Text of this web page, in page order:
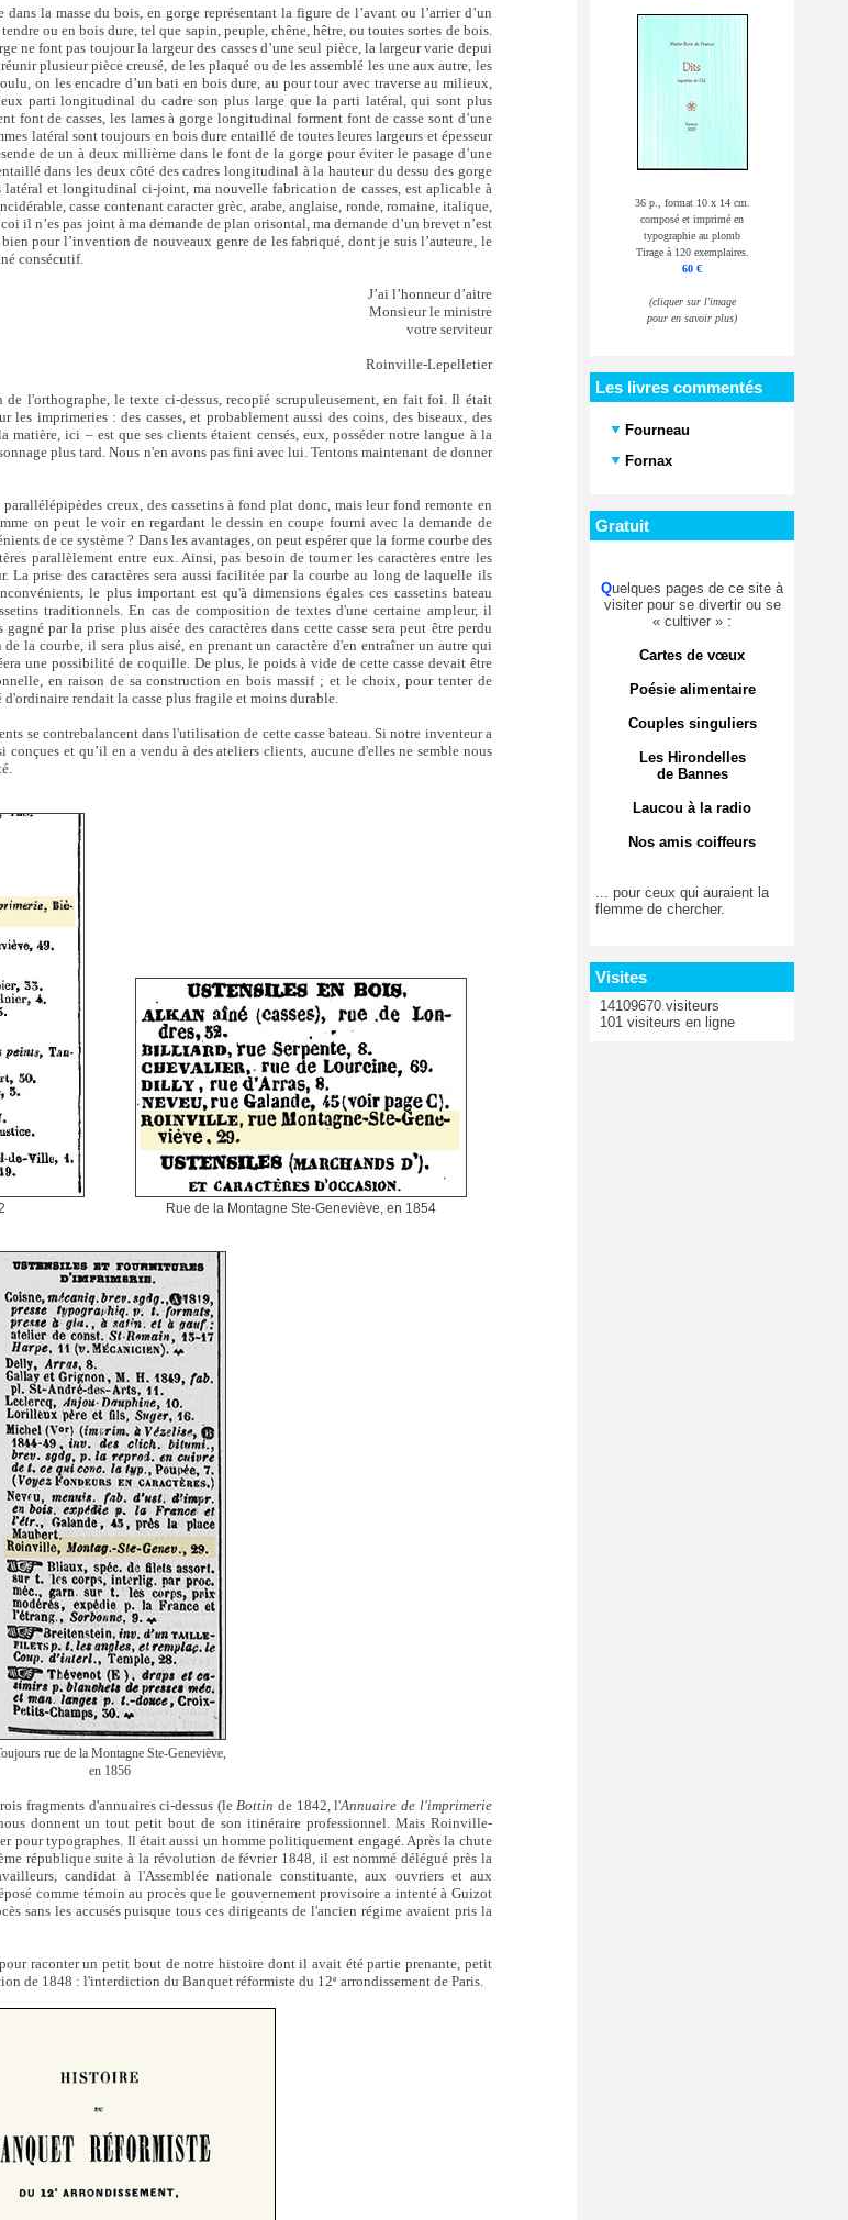
dans la masse du bois, en gorge représentant la figure de l’avant ou l’arrier d’un
ou en bois dure, tel que sapin, peuple, chêne, hêtre, ou toutes sortes de bois.
ne font pas toujour la largeur des casses d’une seul pièce, la largeur varie depui
plusieur pièce creusé, de les plaqué ou de les assemblé les une aux autre, les
on les encadre d’un bati en bois dure, au pour tour avec traverse au milieux,
parti longitudinal du cadre son plus large que la parti latéral, qui sont plus
font de casses, les lames à gorge longitudinal forment font de casse sont d’une
latéral sont toujours en bois dure entaillé de toutes leures largeurs et épesseur
de un à deux millième dans le font de la gorge pour éviter le pasage d’une
dans les deux côté des cadres longitudinal à la hauteur du dessu des gorge
latéral et longitudinal ci-joint, ma nouvelle fabrication de casses, est aplicable à
casse contenant caracter grèc, arabe, anglaise, ronde, romaine, italique,
il n’es pas joint à ma demande de plan orisontal, ma demande d’un brevet n’est
pour l’invention de nouveaux genre de les fabriqué, dont je suis l’auteure, le
consécutif.
J’ai l’honneur d’aitre
Monsieur le ministre
votre serviteur
Roinville-Lepelletier
de l'orthographe, le texte ci-dessus, recopié scrupuleusement, en fait foi. Il était
imprimeries : des casses, et probablement aussi des coins, des biseaux, des
ici – est que ses clients étaient censés, eux, posséder notre langue à la
plus tard. Nous n'en avons pas fini avec lui. Tentons maintenant de donner
parallélépipèdes creux, des cassetins à fond plat donc, mais leur fond remonte en
on peut le voir en regardant le dessin en coupe fourni avec la demande de
de ce système ? Dans les avantages, on peut espérer que la forme courbe des
parallèlement entre eux. Ainsi, pas besoin de tourner les caractères entre les
La prise des caractères sera aussi facilitée par la courbe au long de laquelle ils
le plus important est qu'à dimensions égales ces cassetins bateau
traditionnels. En cas de composition de textes d'une certaine ampleur, il
par la prise plus aisée des caractères dans cette casse sera peut être perdu
de la courbe, il sera plus aisé, en prenant un caractère d'en entraîner un autre qui
une possibilité de coquille. De plus, le poids à vide de cette casse devait être
en raison de sa construction en bois massif ; et le choix, pour tenter de
rendait la casse plus fragile et moins durable.
se contrebalancent dans l'utilisation de cette casse bateau. Si notre inventeur a
conçues et qu’il en a vendu à des ateliers clients, aucune d'elles ne semble nous
Rue de la Montagne Ste-Geneviève, en 1854
rue de la Montagne Ste-Geneviève,
en 1856
fragments d'annuaires ci-dessus (le Bottin de 1842, l'Annuaire de l'imprimerie
donnent un tout petit bout de son itinéraire professionnel. Mais Roinville-
pour typographes. Il était aussi un homme politiquement engagé. Après la chute
république suite à la révolution de février 1848, il est nommé délégué près la
candidat à l'Assemblée nationale constituante, aux ouvriers et aux
comme témoin au procès que le gouvernement provisoire a intenté à Guizot
sans les accusés puisque tous ces dirigeants de l'ancien régime avaient pris la
raconter un petit bout de notre histoire dont il avait été partie prenante, petit
de 1848 : l'interdiction du Banquet réformiste du 12e arrondissement de Paris.
36 p., format 10 x 14 cm.
composé et imprimé en
typographie au plomb
Tirage à 120 exemplaires.
60 €
(cliquer sur l'image
pour en savoir plus)
Les livres commentés
Fourneau
Fornax
Gratuit
Quelques pages de ce site à
visiter pour se divertir ou se
« cultiver » :
Cartes de vœux
Poésie alimentaire
Couples singuliers
Les Hirondelles
de Bannes
Laucou à la radio
Nos amis coiffeurs
... pour ceux qui auraient la
flemme de chercher.
Visites
14109670 visiteurs
101 visiteurs en ligne